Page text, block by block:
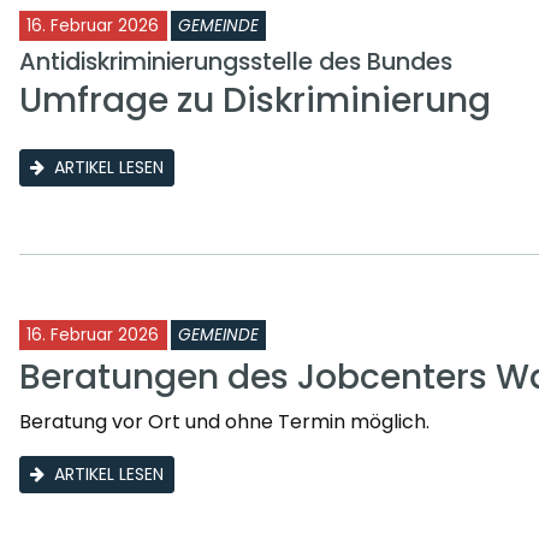
16. Februar 2026 GEMEINDE
Antidiskriminierungsstelle des Bundes
Umfrage zu Diskriminierung
ARTIKEL LESEN
16. Februar 2026 GEMEINDE
Beratungen des Jobcenters
Beratung vor Ort und ohne Termin möglich.
ARTIKEL LESEN